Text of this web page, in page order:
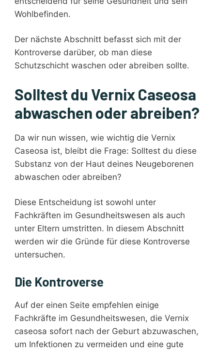
Wohlbefinden.
Der nächste Abschnitt befasst sich mit der
Kontroverse darüber, ob man diese
Schutzschicht waschen oder abreiben sollte.
Solltest du Vernix Caseosa
abwaschen oder abreiben?
Da wir nun wissen, wie wichtig die Vernix
Caseosa ist, bleibt die Frage: Solltest du diese
Substanz von der Haut deines Neugeborenen
abwaschen oder abreiben?
Diese Entscheidung ist sowohl unter
Fachkräften im Gesundheitswesen als auch
unter Eltern umstritten. In diesem Abschnitt
werden wir die Gründe für diese Kontroverse
untersuchen.
Die Kontroverse
Auf der einen Seite empfehlen einige
Fachkräfte im Gesundheitswesen, die Vernix
caseosa sofort nach der Geburt abzuwaschen,
um Infektionen zu vermeiden und eine gute